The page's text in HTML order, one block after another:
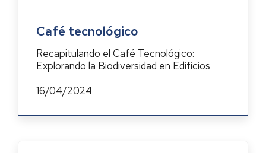
Café tecnológico
Recapitulando el Café Tecnológico:
Explorando la Biodiversidad en Edificios
16/04/2024